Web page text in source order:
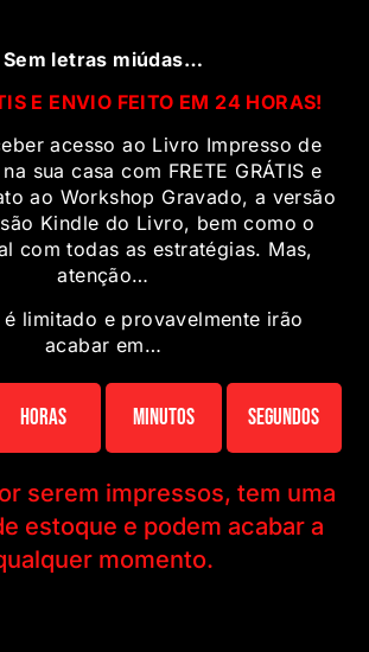
Sem letras miúdas…
E ENVIO FEITO EM 24 HORAS!
acesso ao Livro Impresso de
sua casa com FRETE GRÁTIS e
ao Workshop Gravado, a versão
Kindle do Livro, bem como o
com todas as estratégias. Mas,
atenção…
é limitado e provavelmente irão
acabar em…
Horas Minutos Segundos
serem impressos, tem uma
estoque e podem acabar a
momento.